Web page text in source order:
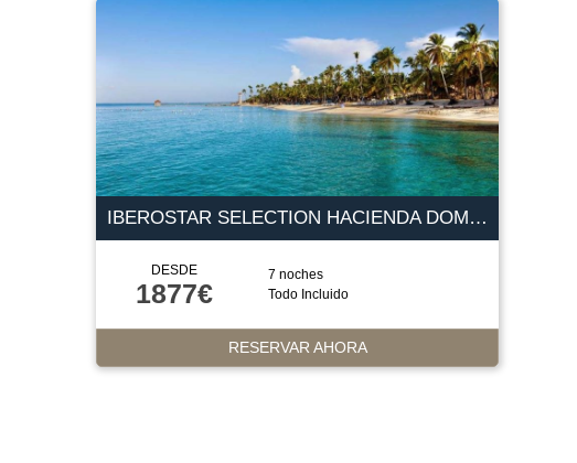
IBEROSTAR SELECTION HACIENDA DOMINICUS 5 ESTRELLAS
DESDE
1877€
7 noches
Todo Incluido
RESERVAR AHORA